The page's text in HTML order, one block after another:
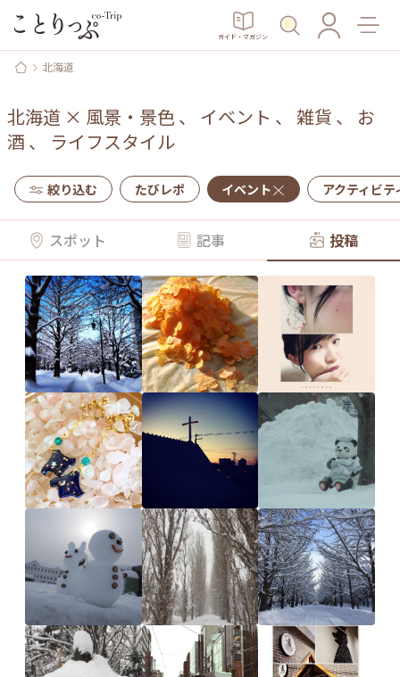
ガイド・マガジン
北海道
北海道 × 風景・景色、 イベント 、 雑貨 、 お
酒 、 ライフスタイル
絞り込む たびレポ イベント アクティビテ
スポット 記事 投稿